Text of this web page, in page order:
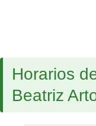
Horarios
Beatriz